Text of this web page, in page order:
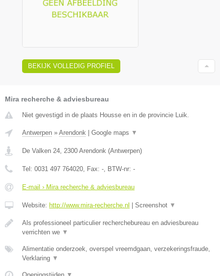
BEKIJK VOLLEDIG PROFIEL
Mira recherche & adviesbureau
Niet gevestigd in de plaats Housse en in de provincie Luik.
Antwerpen » Arendonk Google maps ▼
De Valken 24 2300 Arendonk (Antwerpen)
Tel: 0031 497 764020 , Fax: - , BTW-nr: -
E-mail › Mira recherche & adviesbureau
Website: http://www.mira-recherche.nl Screenshot ▼
Als professioneel particulier recherchebureau en adviesbureau
verrichten we ▼
Alimentatie onderzoek, overspel vreemdgaan, verzekeringsfraude,
Verklaring ▼